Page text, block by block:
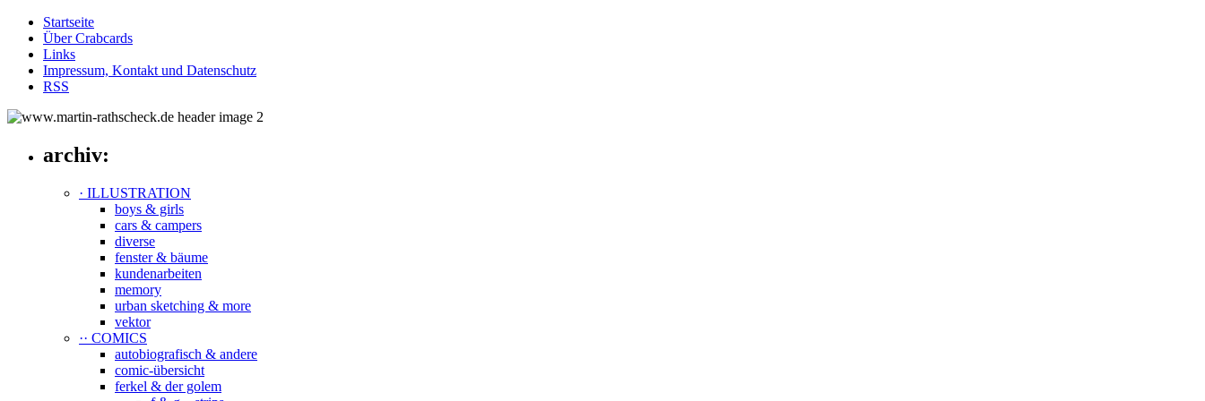
Startseite
Über Crabcards
Links
Impressum, Kontakt und Datenschutz
RSS
archiv:
· ILLUSTRATION
boys & girls
cars & campers
diverse
fenster & bäume
kundenarbeiten
memory
urban sketching & more
vektor
·· COMICS
autobiografisch & andere
comic-übersicht
ferkel & der golem